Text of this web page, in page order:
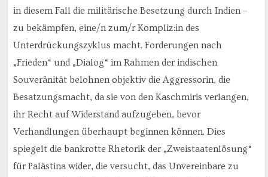
in diesem Fall die militärische Besetzung durch Indien –
zu bekämpfen, eine/n zum/r Kompliz:in des
Unterdrückungszyklus macht. Forderungen nach
„Frieden“ und „Dialog“ im Rahmen der indischen
Souveränität belohnen objektiv die Aggressorin, die
Besatzungsmacht, da sie von den Kaschmiris verlangen,
ihr Recht auf Widerstand aufzugeben, bevor
Verhandlungen überhaupt beginnen können. Dies
spiegelt die bankrotte Rhetorik der „Zweistaatenlösung“
für Palästina wider, die versucht, das Unvereinbare zu